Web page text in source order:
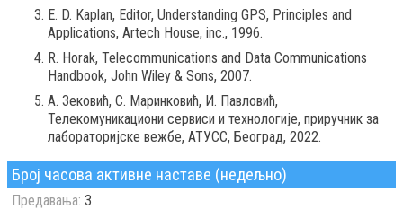
E. D. Kaplan, Editor, Understanding GPS, Principles and
Applications, Artech House, inc., 1996.
R. Horak, Telecommunications and Data Communications
Handbook, John Wiley & Sons, 2007.
А. Зековић, С. Маринковић, И. Павловић,
Телекомуникациони сервиси и технологије, приручник за
лабораторијске вежбе, АТУСС, Београд, 2022.
Број часова активне наставе (недељно)
Предавања: 3